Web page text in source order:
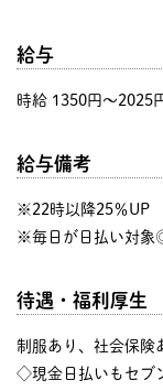
給与
時給 1350円〜2025
給与備考
※22時以降25％UP
※毎日が日払い対象
待遇・福利厚生
制服あり、社会保険
◇現金日払いもセブ